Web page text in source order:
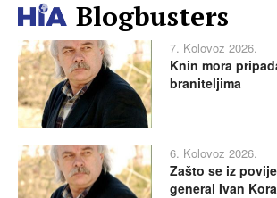
Blogbusters
7. Kolovoz 2026.
Knin mora
braniteljima
6. Kolovoz 2026.
Zašto se iz
general Ivan